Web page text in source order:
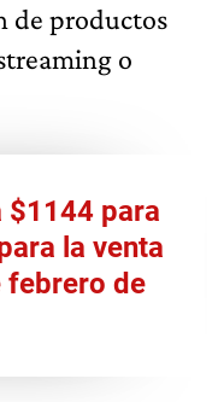
de productos
o
$1144 para
la venta
febrero de